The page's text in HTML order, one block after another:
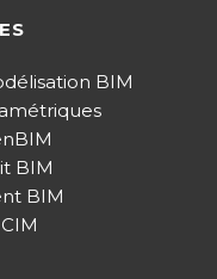
BIM
BIM
BIM